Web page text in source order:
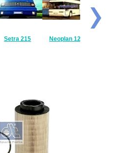
Setra 215 Neoplan 122